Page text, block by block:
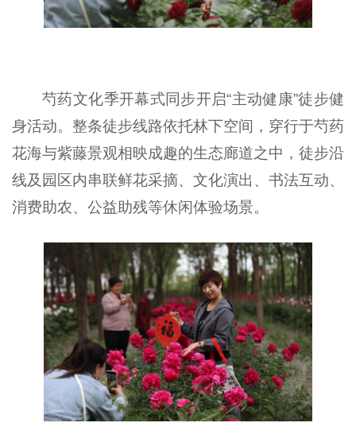
芍药文化季开幕式同步开启“主动健康”徒步健
身活动。整条徒步线路依托林下空间，穿行于芍药
花海与紫藤景观相映成趣的生态廊道之中，徒步沿
线及园区内串联鲜花采摘、文化演出、书法互动、
消费助农、公益助残等休闲体验场景。